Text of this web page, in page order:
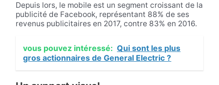
Depuis lors, le mobile est un segment croissant de la
publicité de Facebook, représentant 88% de ses
revenus publicitaires en 2017, contre 83% en 2016.
vous pouvez intéressé: Qui sont les plus
gros actionnaires de General Electric ?